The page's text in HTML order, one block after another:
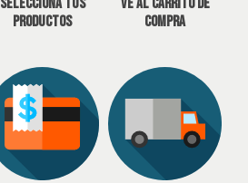
Selecciona tus
productos
Ve al carrito de
compra